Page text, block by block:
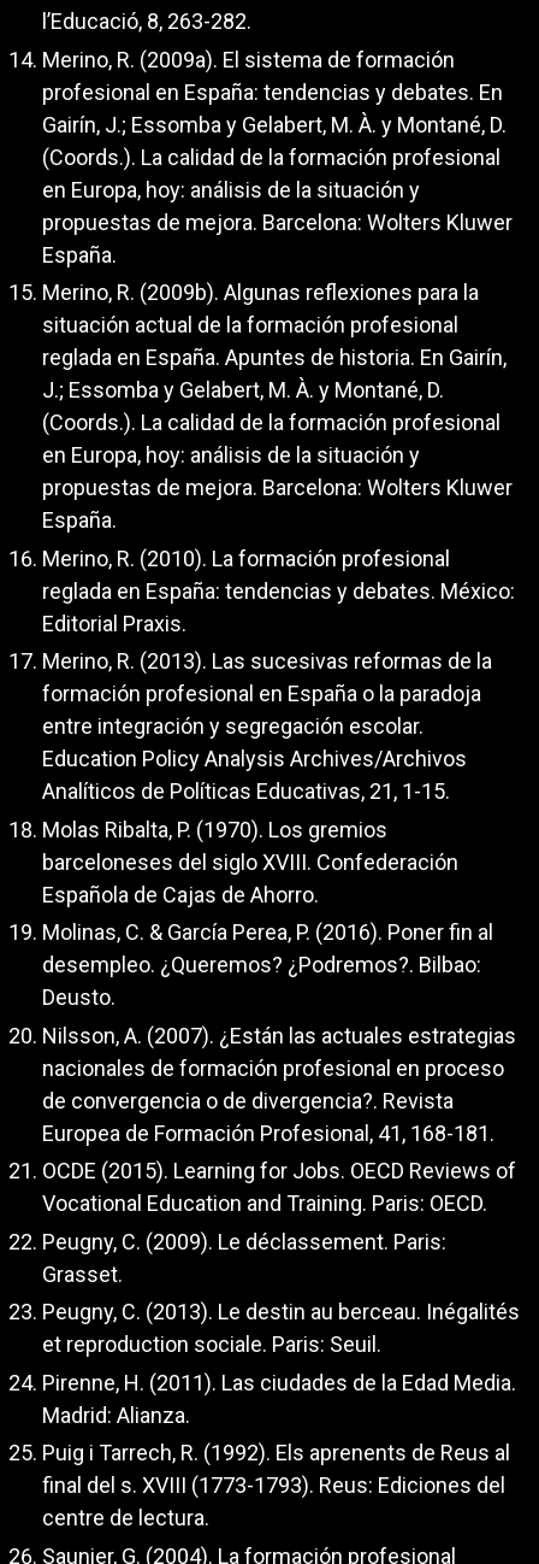
l’Educació, 8, 263-282.
Merino, R. (2009a). El sistema de formación
profesional en España: tendencias y debates. En
Gairín, J.; Essomba y Gelabert, M. À. y Montané, D.
(Coords.). La calidad de la formación profesional
en Europa, hoy: análisis de la situación y
propuestas de mejora. Barcelona: Wolters Kluwer
España.
Merino, R. (2009b). Algunas reflexiones para la
situación actual de la formación profesional
reglada en España. Apuntes de historia. En Gairín,
J.; Essomba y Gelabert, M. À. y Montané, D.
(Coords.). La calidad de la formación profesional
en Europa, hoy: análisis de la situación y
propuestas de mejora. Barcelona: Wolters Kluwer
España.
Merino, R. (2010). La formación profesional
reglada en España: tendencias y debates. México:
Editorial Praxis.
Merino, R. (2013). Las sucesivas reformas de la
formación profesional en España o la paradoja
entre integración y segregación escolar.
Education Policy Analysis Archives/Archivos
Analíticos de Políticas Educativas, 21, 1-15.
Molas Ribalta, P. (1970). Los gremios
barceloneses del siglo XVIII. Confederación
Española de Cajas de Ahorro.
Molinas, C. & García Perea, P. (2016). Poner fin al
desempleo. ¿Queremos? ¿Podremos?. Bilbao:
Deusto.
Nilsson, A. (2007). ¿Están las actuales estrategias
nacionales de formación profesional en proceso
de convergencia o de divergencia?. Revista
Europea de Formación Profesional, 41, 168-181.
OCDE (2015). Learning for Jobs. OECD Reviews of
Vocational Education and Training. Paris: OECD.
Peugny, C. (2009). Le déclassement. Paris:
Grasset.
Peugny, C. (2013). Le destin au berceau. Inégalités
et reproduction sociale. Paris: Seuil.
Pirenne, H. (2011). Las ciudades de la Edad Media.
Madrid: Alianza.
Puig i Tarrech, R. (1992). Els aprenents de Reus al
final del s. XVIII (1773-1793). Reus: Ediciones del
centre de lectura.
Saunier, G. (2004). La formación profesional